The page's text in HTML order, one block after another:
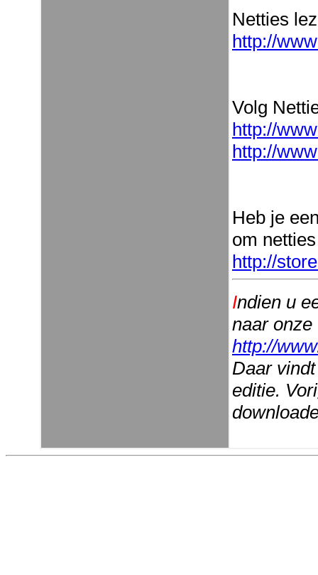
Netties
http://
Volg
http://
http://
Heb je
om
http://
Indien u
naar
http://
Daar
editie.